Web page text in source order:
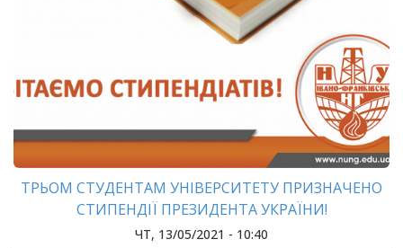
ТРЬОМ СТУДЕНТАМ УНІВЕРСИТЕТУ ПРИЗНАЧЕНО
СТИПЕНДІЇ ПРЕЗИДЕНТА УКРАЇНИ!
ЧТ, 13/05/2021 - 10:40